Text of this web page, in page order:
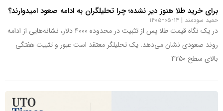
برای خرید طلا هنوز دیر نشده؛ چرا تحلیلگران به ادامه صعود امیدوارند؟
حمید سودمند ۱۴-۰۵-۱۴۰۵
در یک نگاه قیمت طلا پس از تثبیت در محدوده ۴۰۰۰ دلار، نشانه‌هایی از ادامه
روند صعودی نشان می‌دهد. یک تحلیلگر معتقد است عبور و تثبیت هفتگی
بالای سطح ۴۲۵۰